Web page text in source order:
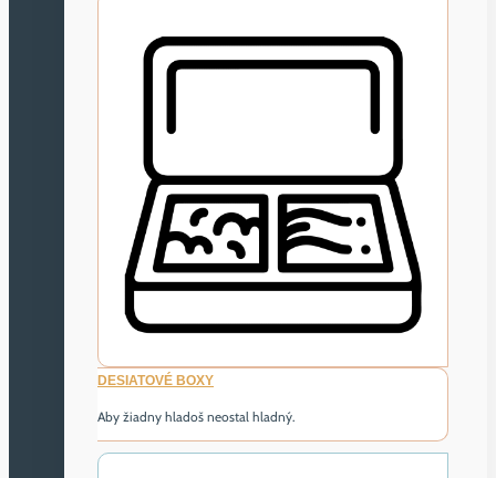
DESIATOVÉ BOXY
Aby žiadny hladoš neostal hladný.